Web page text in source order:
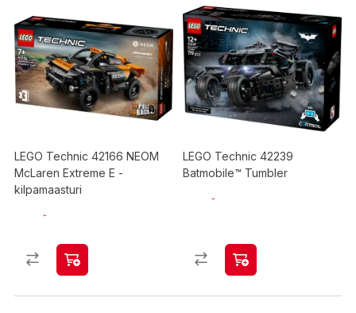
LEGO Technic 42166 NEOM
McLaren Extreme E -
kilpamaasturi
LEGO Technic 42239
Batmobile™ Tumbler